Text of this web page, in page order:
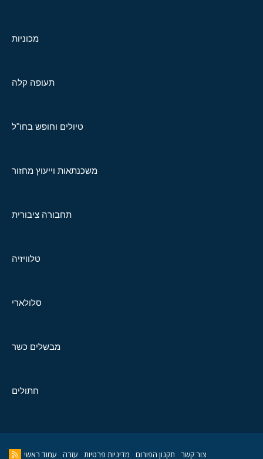
מכוניות
תעופה קלה
טיולים וחופש בחו"ל
משכנתאות וייעוץ מחזור
תחבורה ציבורית
טלוויזיה
סלולארי
מבשלים כשר
חתולים
צור קשר תקנון הפורום מדיניות פרטיות עזרה עמוד ראשי